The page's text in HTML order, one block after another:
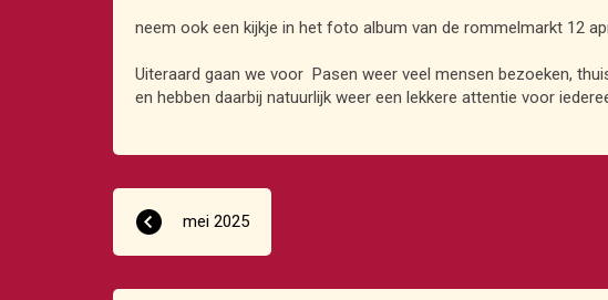
neem ook een kijkje in het foto album van de rommelmarkt 12
Uiteraard gaan we voor Pasen weer veel mensen bezoeken,
en hebben daarbij natuurlijk weer een lekkere attentie voor
mei 2025